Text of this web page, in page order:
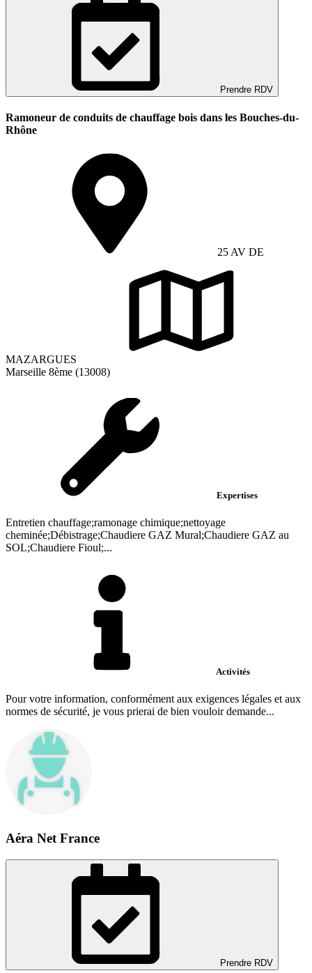
Prendre RDV
Ramoneur de conduits de chauffage bois dans les Bouches-du-
Rhône
25 AV DE
MAZARGUES
Marseille 8ème (13008)
Expertises
Entretien chauffage;ramonage chimique;nettoyage
cheminée;Débistrage;Chaudiere GAZ Mural;Chaudiere GAZ au
SOL;Chaudiere Fioul;...
Activités
Pour votre information, conformément aux exigences légales et aux
normes de sécurité, je vous prierai de bien vouloir demande...
Aéra Net France
Prendre RDV